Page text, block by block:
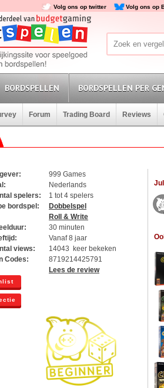
Volg ons op twitter Volg ons op
BORDSPELLEN BORDSPELLEN PER
Forum Trading Board Reviews
999 Games
Nederlands
spelers:
1 tot 4 spelers
bordspel:
Dobbelspel
Roll & Write
30 minuten
Vanaf 8 jaar
views:
14043 keer bekeken
Codes:
8719214425791
Lees de review